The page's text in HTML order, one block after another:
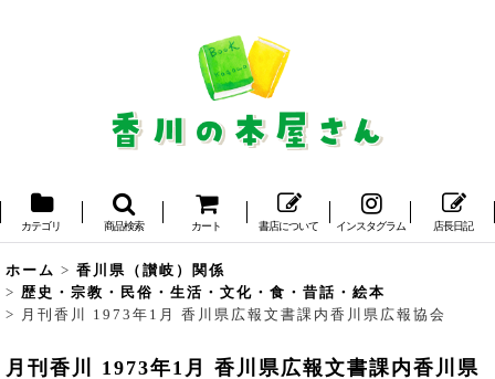
カテゴリ 商品検索 カート 書店について インスタグラム 店長日記
ホーム > 香川県（讃岐）関係
> 歴史・宗教・民俗・生活・文化・食・昔話・絵本
>
月刊香川 1973年1月 香川県広報文書課内香川県広報協会
月刊香川 1973年1月 香川県広報文書課内香川県